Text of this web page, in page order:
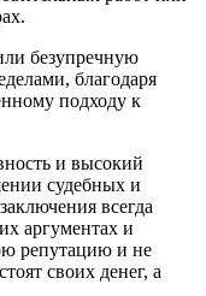
безупречную
благодаря
подходу к
и высокий
судебных и
всегда
аргументах и
репутацию и не
своих денег, а